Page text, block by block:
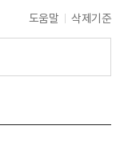
도움말 삭제기준